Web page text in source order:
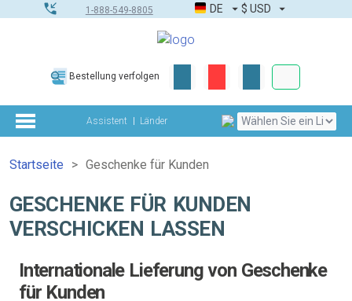
1-888-549-8805 DE $ USD
Bestellung verfolgen
Assistent Länder
Startseite Geschenke für Kunden
GESCHENKE FÜR KUNDEN
VERSCHICKEN LASSEN
Internationale Lieferung von Geschenke
für Kunden